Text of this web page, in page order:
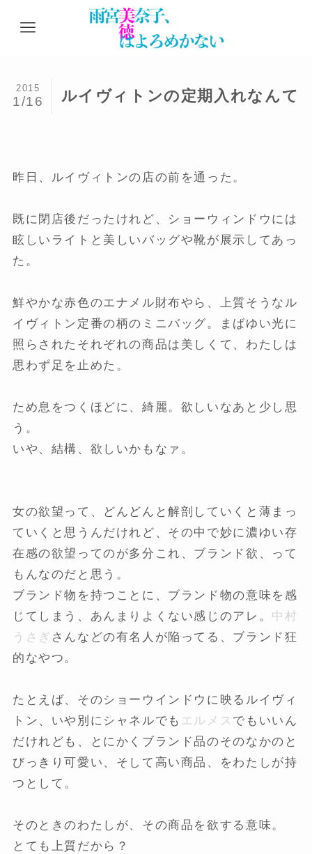
ルイヴィトンの定期入れなんて
2015
1/16
昨日、ルイヴィトンの店の前を通った。
既に閉店後だったけれど、ショーウィンドウには
眩しいライトと美しいバッグや靴が展示してあっ
た。
鮮やかな赤色のエナメル財布やら、上質そうなル
イヴィトン定番の柄のミニバッグ。まばゆい光に
照らされたそれぞれの商品は美しくて、わたしは
思わず足を止めた。
ため息をつくほどに、綺麗。欲しいなあと少し思
う。
いや、結構、欲しいかもなァ。
女の欲望って、どんどんと解剖していくと薄まっ
ていくと思うんだけれど、その中で妙に濃ゆい存
在感の欲望ってのが多分これ、ブランド欲、って
もんなのだと思う。
ブランド物を持つことに、ブランド物の意味を感
じてしまう、あんまりよくない感じのアレ。 中村
うさぎ さんなどの有名人が陥ってる、ブランド狂
的なやつ。
たとえば、そのショーウインドウに映るルイヴィ
トン、いや別にシャネルでも エルメス でもいいん
だけれども、とにかくブランド品のそのなかのと
びっきり可愛い、そして高い商品、をわたしが持
つとして。
そのときのわたしが、その商品を欲する意味。
とても上質だから？